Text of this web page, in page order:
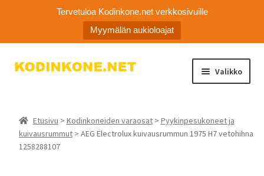
Tervetuloa Kodinkone.net verkkosivuille
Myymälän aukioloajat
Siirry
Siirry
Valikko
Ota yhteyttä
Etusivu > Kodinkoneiden varaosat> Pyykinpesukoneet ja
kuivausrummut > AEG Electrolux kuivausrummun 1975 H7 vetohihna
1258288107